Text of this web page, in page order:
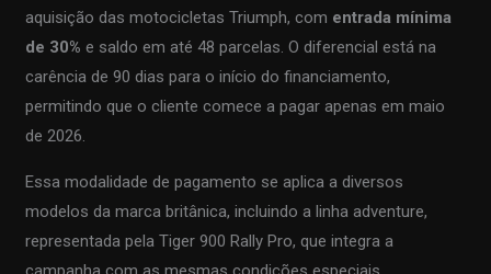
aquisição das motocicletas Triumph, com entrada mínima
de 30% e saldo em até 48 parcelas. O diferencial está na
carência de 90 dias para o início do financiamento,
permitindo que o cliente comece a pagar apenas em maio
de 2026.
Essa modalidade de pagamento se aplica a diversos
modelos da marca britânica, incluindo a linha adventure,
representada pela Tiger 900 Rally Pro, que integra a